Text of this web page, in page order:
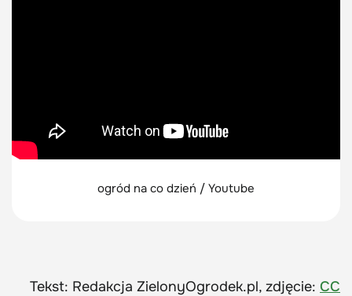
ogród na co dzień / Youtube
Tekst: Redakcja ZielonyOgrodek.pl, zdjęcie: CC